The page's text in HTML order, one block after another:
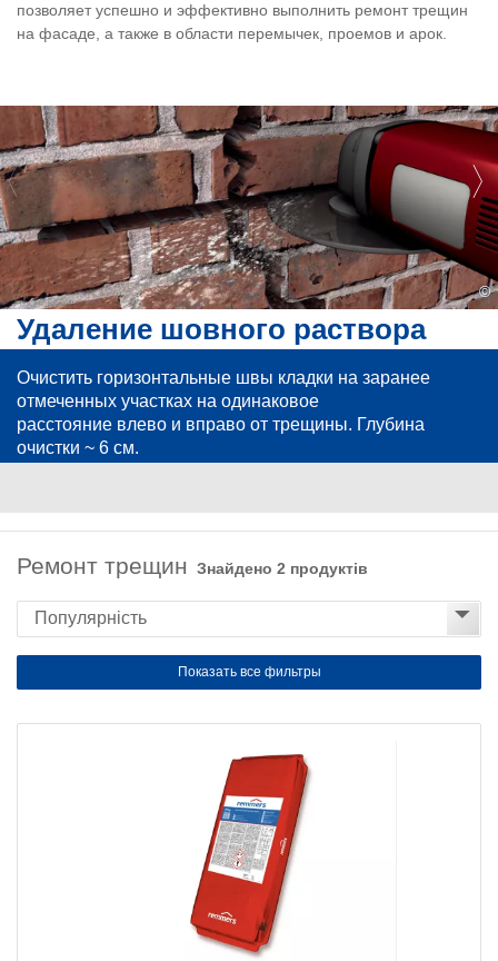
позволяет успешно и эффективно выполнить ремонт трещин
на фасаде, а также в области перемычек, проемов и арок.
©
Удаление шовного раствора
Очистить горизонтальные швы кладки на заранее
отмеченных участках на одинаковое
расстояние влево и вправо от трещины. Глубина
очистки ~ 6 см.
Ремонт трещин Знайдено 2 продуктів
Показать все фильтры